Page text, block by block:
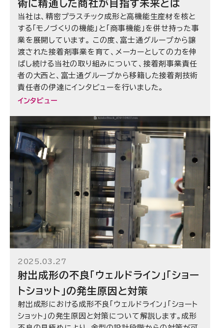
術に精通した商社が目指す未来とは
当社は、精密プラスチック成形と高機能生産材を核と
する「モノづくりの機能」と「商事機能」を併せ持った事
業を展開しています。 この度、富士通グループから譲
渡された接着剤事業を育て、メーカーとしての力を伸
ばし続ける当社の取り組みについて、接着剤事業責任
者の大西と、富士通グループから移籍した接着剤技術
責任者の伊達にインタビューを行いました。
インタビュー
2025.03.27
射出成形の不良「ウェルドライン」「ショー
トショット」の発生原因と対策
射出成形における成形不良「ウェルドライン」「ショート
ショット」の発生原因と対策について解説します。成形